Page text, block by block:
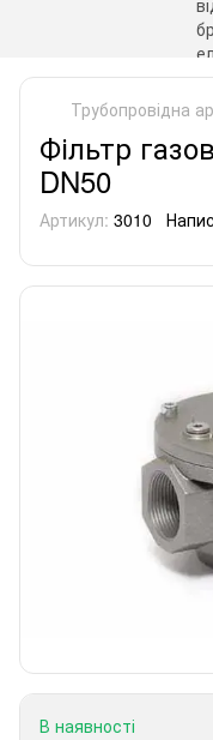
Трубопровідна
Фільтр
DN50
Артикул: 3010
В наявності